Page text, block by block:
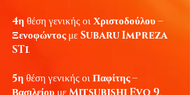
4η θέση γενικής οιΧριστοδούλου –
Ξενοφώντοςμε Subaru Impreza
STi.
5η θέση γενικής οιΠαφίτης –